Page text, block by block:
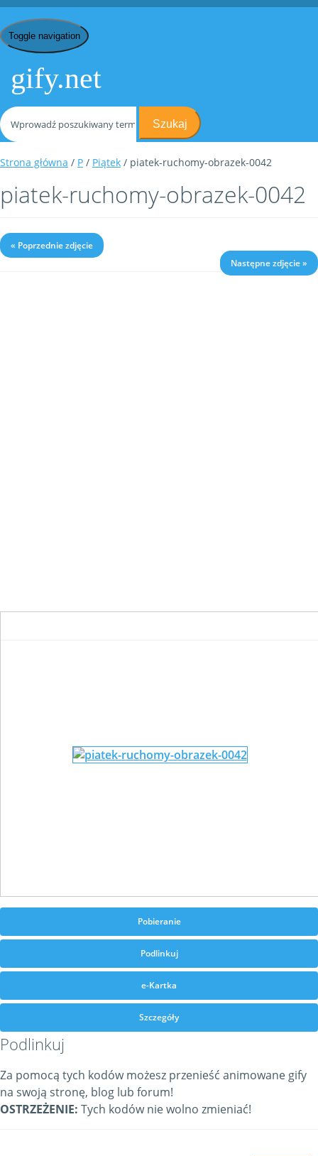
Toggle navigation
gify.net
Szukaj
Strona główna / P / Piątek / piatek-ruchomy-obrazek-0042
piatek-ruchomy-obrazek-0042
« Poprzednie zdjęcie
Następne zdjęcie »
Pobieranie
Podlinkuj
e-Kartka
Szczegóły
Podlinkuj
Za pomocą tych kodów możesz przenieść animowane gify
na swoją stronę, blog lub forum!
OSTRZEŻENIE: Tych kodów nie wolno zmieniać!